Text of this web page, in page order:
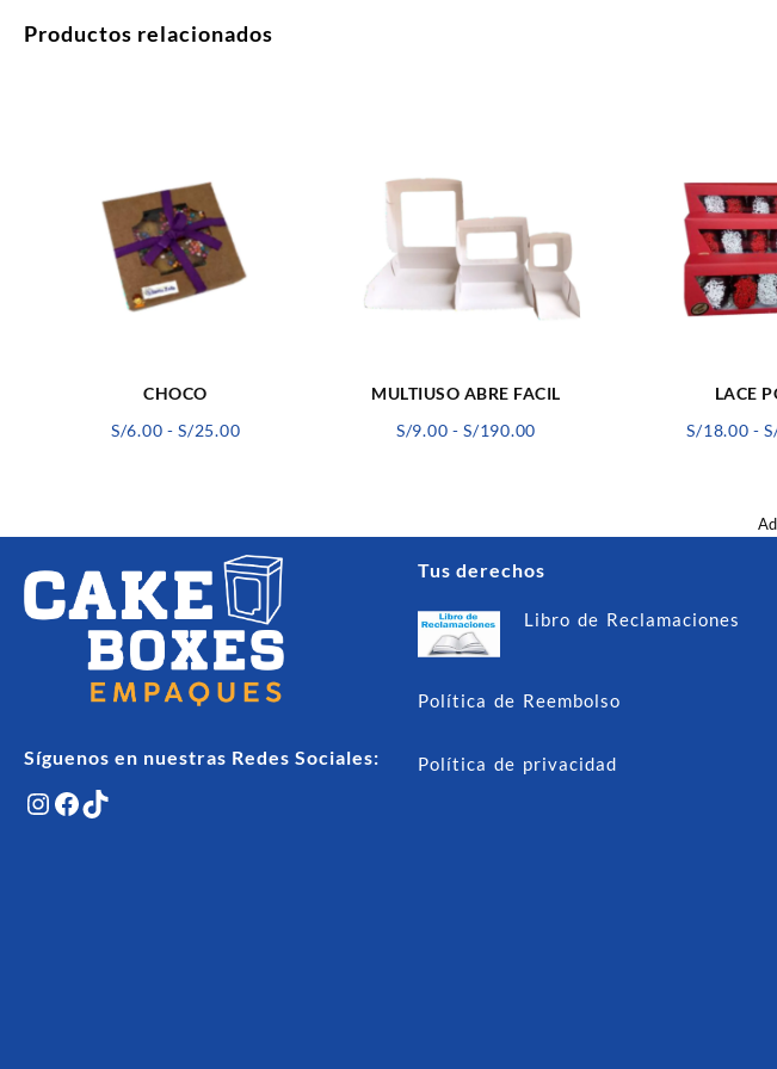
Productos relacionados
CHOCO
S/6.00 - S/25.00Rango
hasta
S/25.00
MULTIUSO ABRE FACIL
S/9.00 - S/190.00Rango
S/190.00
LACE
S/18.00 -
Síguenos en nuestras Redes Sociales:
Instagram
Facebook
TikTok
Tus derechos
Libro de Reclamaciones
Política de Reembolso
Política de privacidad